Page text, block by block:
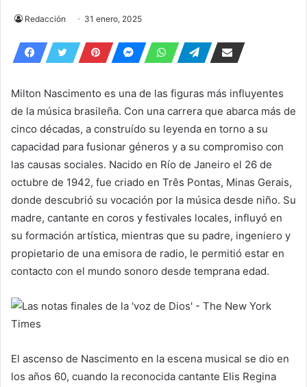
Redacción 31 enero, 2025
Milton Nascimento es una de las figuras más influyentes
de la música brasileña. Con una carrera que abarca más de
cinco décadas, a construído su leyenda en torno a su
capacidad para fusionar géneros y a su compromiso con
las causas sociales. Nacido en Río de Janeiro el 26 de
octubre de 1942, fue criado en Três Pontas, Minas Gerais,
donde descubrió su vocación por la música desde niño. Su
madre, cantante en coros y festivales locales, influyó en
su formación artística, mientras que su padre, ingeniero y
propietario de una emisora de radio, le permitió estar en
contacto con el mundo sonoro desde temprana edad.
El ascenso de Nascimento en la escena musical se dio en
los años 60, cuando la reconocida cantante Elis Regina